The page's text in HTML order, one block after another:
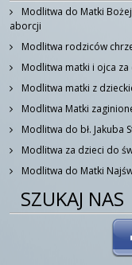
Modlitwa do Matki
aborcji
Modlitwa rodziców
Modlitwa matki i ojca za
Modlitwa matki z
Modlitwa Matki
Modlitwa do bł. Jakuba
Modlitwa za dzieci do
Modlitwa do Matki
SZUKAJ NAS